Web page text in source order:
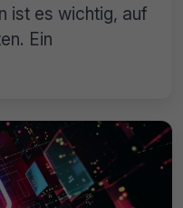
ist es wichtig, auf
Ein